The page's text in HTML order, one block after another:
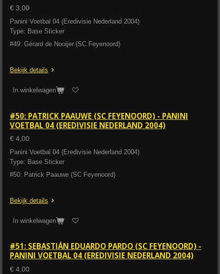
€ 3,00
Panini Voetbal 04 (Eredivisie Nederland 2004)
Type: Base Sticker
#49: Gérard de Nooijer (SC Feyenoord)
Bekijk details
In winkelwagen
#50: PATRICK PAAUWE (SC FEYENOORD) - PANINI
VOETBAL 04 (EREDIVISIE NEDERLAND 2004)
€ 4,00
Panini Voetbal 04 (Eredivisie Nederland 2004)
Type: Base Sticker
#50: Patrick Paauwe (SC Feyenoord)
Bekijk details
In winkelwagen
#51: SEBASTIÁN EDUARDO PARDO (SC FEYENOORD) -
PANINI VOETBAL 04 (EREDIVISIE NEDERLAND 2004)
€ 4,00